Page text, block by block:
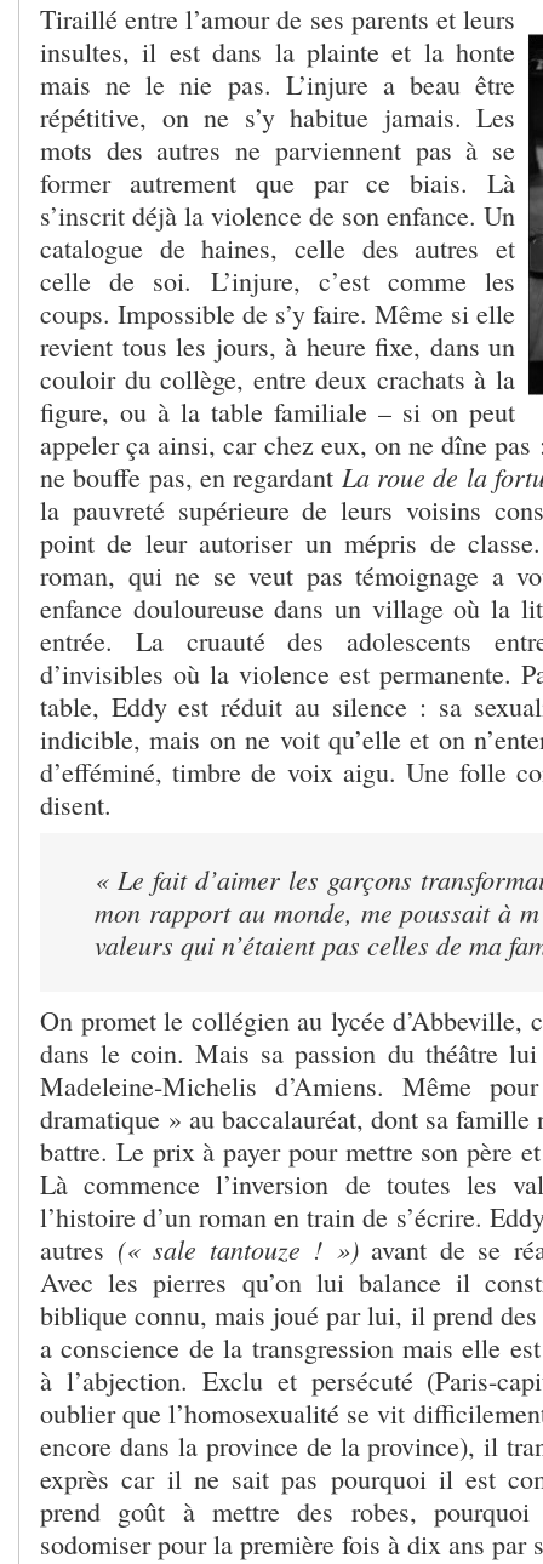
Tiraillé entre l’amour de ses parents et leurs
insultes, il est dans la plainte et la honte
mais ne le nie pas. L’injure a beau être
répétitive, on ne s’y habitue jamais. Les
mots des autres ne parviennent pas à se
former autrement que par ce biais. Là
s’inscrit déjà la violence de son enfance. Un
catalogue de haines, celle des autres et
celle de soi. L’injure, c’est comme les
coups. Impossible de s’y faire. Même si elle
revient tous les jours, à heure fixe, dans un
couloir du collège, entre deux crachats à la
figure, ou à la table familiale – si on peut
appeler ça ainsi, car chez eux, on ne dîne pas
ne bouffe pas, en regardant La roue de la
la pauvreté supérieure de leurs voisins
point de leur autoriser un mépris de
roman, qui ne se veut pas témoignage a
enfance douloureuse dans un village où la
entrée. La cruauté des adolescents
d’invisibles où la violence est permanente.
table, Eddy est réduit au silence : sa
indicible, mais on ne voit qu’elle et on
d’efféminé, timbre de voix aigu. Une folle
disent.
« Le fait d’aimer les garçons
mon rapport au monde, me poussait à
valeurs qui n’étaient pas celles de ma
On promet le collégien au lycée d’Abbeville,
dans le coin. Mais sa passion du théâtre
Madeleine-Michelis d’Amiens. Même
dramatique » au baccalauréat, dont sa famille
battre. Le prix à payer pour mettre son père
Là commence l’inversion de toutes les
l’histoire d’un roman en train de s’écrire.
autres (« sale tantouze ! »)avant de se
Avec les pierres qu’on lui balance il
biblique connu, mais joué par lui, il prend
a conscience de la transgression mais elle
à l’abjection. Exclu et persécuté (Paris-
oublier que l’homosexualité se vit
encore dans la province de la province), il
exprès car il ne sait pas pourquoi il est
prend goût à mettre des robes,
sodomiser pour la première fois à dix ans par